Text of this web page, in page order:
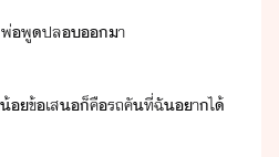
​พู​ปล​า
​ข้เส​็​คื​รถ​คัที​่​ฉั​าไ้